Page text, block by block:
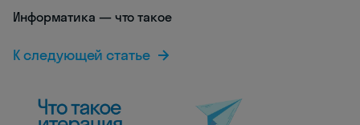
Информатика — что такое
К следующей статье